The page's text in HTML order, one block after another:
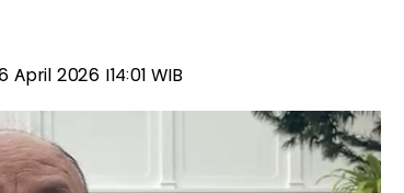
April 2026 |14:01 WIB